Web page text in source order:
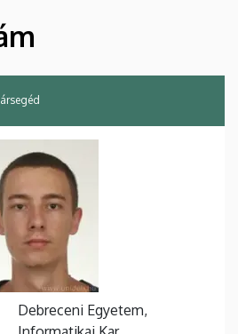
Debreceni Egyetem,